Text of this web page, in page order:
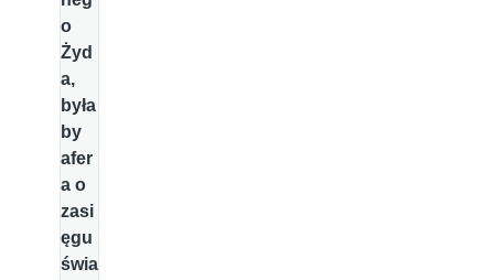
o
Żyd
a,
była
by
afer
a o
zasi
ęgu
świa